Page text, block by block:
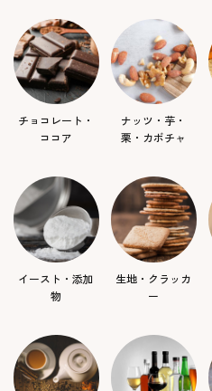
チョコレート・
ココア
ナッツ・芋・
栗・カボチャ
イースト・添加
物
生地・クラッカ
ー